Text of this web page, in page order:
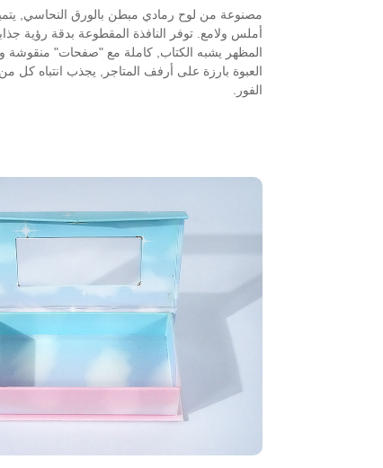
مصنوعة من لوح رمادي مبطن بالورق النحاسي,
أملس ولامع. توفر النافذة المقطوعة بدقة رؤية
المظهر يشبه الكتاب, كاملة مع "صفحات" منقوشة
العبوة بارزة على أرفف المتاجر, يجذب انتباه كل من
الفور.